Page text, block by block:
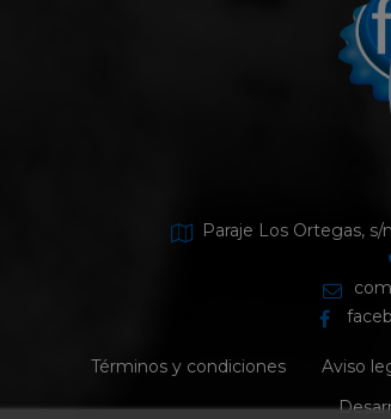
Paraje Los Ortegas, s/
Términos y condiciones Aviso